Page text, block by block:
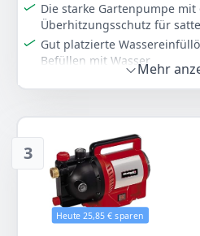
125 89 €
UVP:139,95 € -10%
Zum
Die starke Gartenpumpe
Überhitzungsschutz für
Gut platzierte
Befüllen mit Wasser
Praktische Wasser-
Integrierter Tragegriff für
Einsatzbereitschaft
Robustes Pumpengehäuse
AG) Anschlüsse für das
Anschliessen des Zubehörs
Farbe
Schwarz, Rot, Silber
Mehr
3
Heute 25,85 € sparen